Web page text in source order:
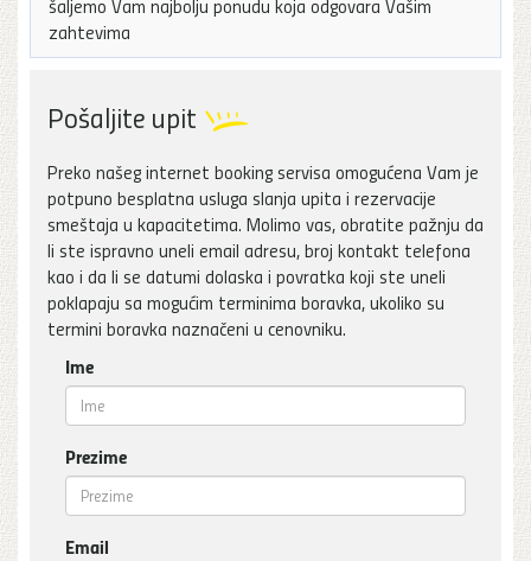
šaljemo Vam najbolju ponudu koja odgovara Vašim
zahtevima
Pošaljite upit
Preko našeg internet booking servisa omogućena Vam je
potpuno besplatna usluga slanja upita i rezervacije
smeštaja u kapacitetima. Molimo vas, obratite pažnju da
li ste ispravno uneli email adresu, broj kontakt telefona
kao i da li se datumi dolaska i povratka koji ste uneli
poklapaju sa mogućim terminima boravka, ukoliko su
termini boravka naznačeni u cenovniku.
Ime
Prezime
Email